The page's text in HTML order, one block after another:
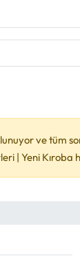
ve tüm
| Yeni